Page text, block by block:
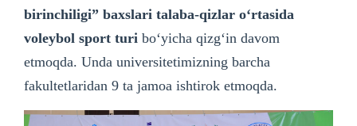
birinchiligi” baxslari talaba-qizlar oʻrtasida
voleybol sport turi boʻyicha qizgʻin davom
etmoqda. Unda universitetimizning barcha
fakultetlaridan 9 ta jamoa ishtirok etmoqda.